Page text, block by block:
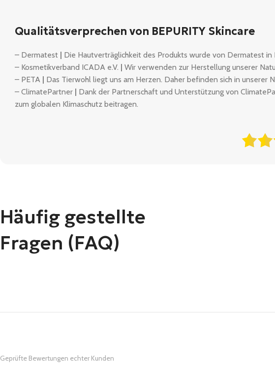
Qualitätsverprechen von BEPURITY Skincare
– Dermatest | Die Hautverträglichkeit des Produkts wurde von Dermatest
– Kosmetikverband ICADA e.V. | Wir verwenden zur Herstellung unserer
– PETA | Das Tierwohl liegt uns am Herzen. Daher befinden sich in
– ClimatePartner | Dank der Partnerschaft und Unterstützung von
zum globalen Klimaschutz beitragen.
Häufig gestellte
Fragen (FAQ)
Geprüfte Bewertungen echter Kunden